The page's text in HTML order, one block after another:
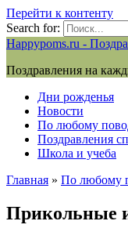
Перейти к контенту
Search for:
Happypoms.ru -
Поздравления на
Дни рожденья
Новости
По любому
Поздравления
Школа и учеба
Главная » По любому
Прикольные